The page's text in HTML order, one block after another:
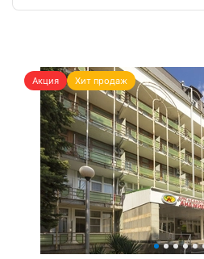
Акция Хит продаж